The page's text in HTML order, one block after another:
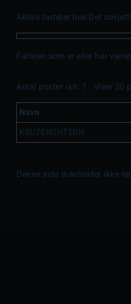
Aktive fartøjer hos Det
Fartøjer som er eller har
Antal poster ialt: 1 . Viser 20
Navn
KRUZENSHTERN
Denne side indeholder ikke